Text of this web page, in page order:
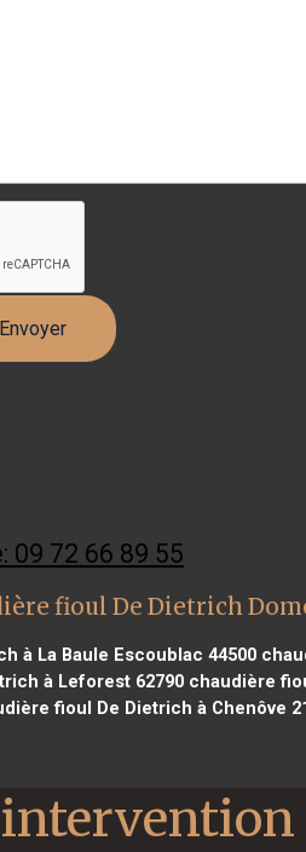
09 72 66 89 55
fioul De Dietrich
à La Baule Escoublac 44500
à Leforest 62790chaudière
fioul De Dietrich à Chenôve